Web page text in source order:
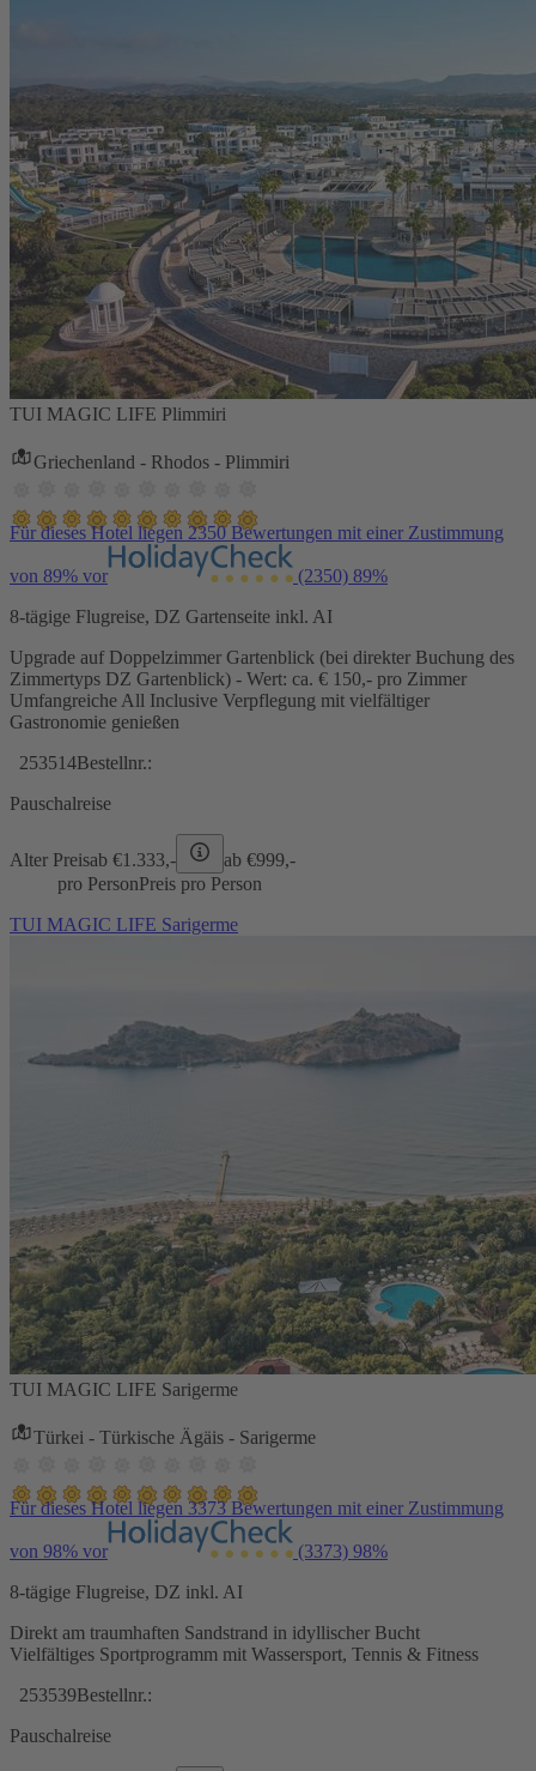
TUI MAGIC LIFE Plimmiri
Griechenland - Rhodos - Plimmiri
Für dieses Hotel liegen 2350 Bewertungen mit einer Zustimmung
von 89% vor (2350) 89%
8-tägige Flugreise, DZ Gartenseite inkl. AI
Upgrade auf Doppelzimmer Gartenblick (bei direkter Buchung des
Zimmertyps DZ Gartenblick) - Wert: ca. € 150,- pro Zimmer
Umfangreiche All Inclusive Verpflegung mit vielfältiger
Gastronomie genießen
253514Bestellnr.:
Pauschalreise
Alter Preisab €1.333,- ab €999,-
pro PersonPreis pro Person
TUI MAGIC LIFE Sarigerme
TUI MAGIC LIFE Sarigerme
Türkei - Türkische Ägäis - Sarigerme
Für dieses Hotel liegen 3373 Bewertungen mit einer Zustimmung
von 98% vor (3373) 98%
8-tägige Flugreise, DZ inkl. AI
Direkt am traumhaften Sandstrand in idyllischer Bucht
Vielfältiges Sportprogramm mit Wassersport, Tennis & Fitness
253539Bestellnr.:
Pauschalreise